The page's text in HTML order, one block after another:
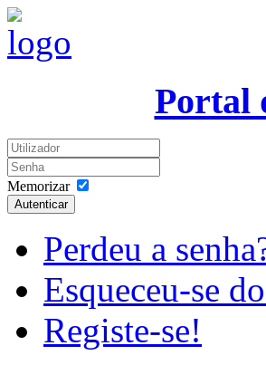
Portal
Memorizar
Autenticar
Perdeu a
Esqueceu-se
Registe-se!